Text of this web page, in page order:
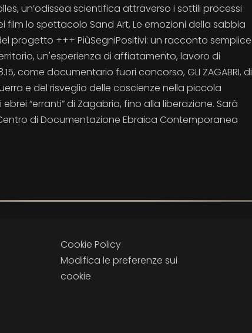
un’odissea scientifica attraverso i sottili processi
lo spettacolo Sand Art, Le emozioni della sabbia
del progetto +++ PiùSegniPositivi: un racconto semplice
un'esperienza di affiatamento, lavoro di
come documentario fuori concorso, GLI ZAGABRI, di
e del risveglio delle coscienze nella piccola
“erranti” di Zagabria, fino alla liberazione. Sarà
di Documentazione Ebraica Contemporanea
Cookie Policy
Modifica le preferenze sui
cookie